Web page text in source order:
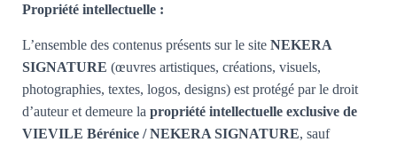
Propriété intellectuelle :
L’ensemble des contenus présents sur le site NEKERA
SIGNATURE (œuvres artistiques, créations, visuels,
photographies, textes, logos, designs) est protégé par le droit
d’auteur et demeure la propriété intellectuelle exclusive de
VIEVILE Bérénice / NEKERA SIGNATURE, sauf